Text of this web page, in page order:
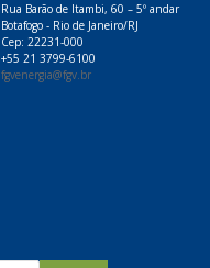
Rua Barão de Itambi, 60 – 5º andar
Botafogo - Rio de Janeiro/RJ
Cep: 22231-000
+55 21 3799-6100
fgvenergia@fgv.br